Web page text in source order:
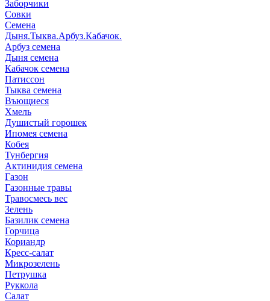
Заборчики
Совки
Семена
Дыня.Тыква.Арбуз.Кабачок.
Арбуз семена
Дыня семена
Кабачок семена
Патиссон
Тыква семена
Въющиеся
Хмель
Душистый горошек
Ипомея семена
Кобея
Тунбергия
Актинидия семена
Газон
Газонные травы
Травосмесь вес
Зелень
Базилик семена
Горчица
Кориандр
Кресс-салат
Микрозелень
Петрушка
Руккола
Салат